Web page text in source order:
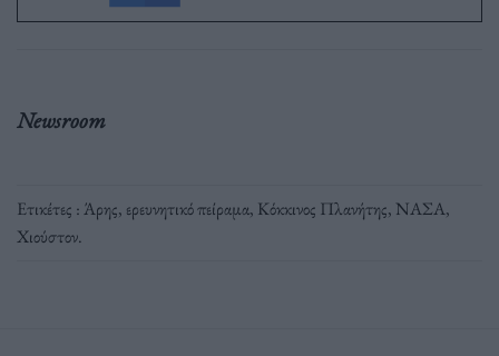
Newsroom
Ετικέτες :Άρης, ερευνητικό πείραμα, Κόκκινος Πλανήτης, ΝΑΣΑ,
Χιούστον.